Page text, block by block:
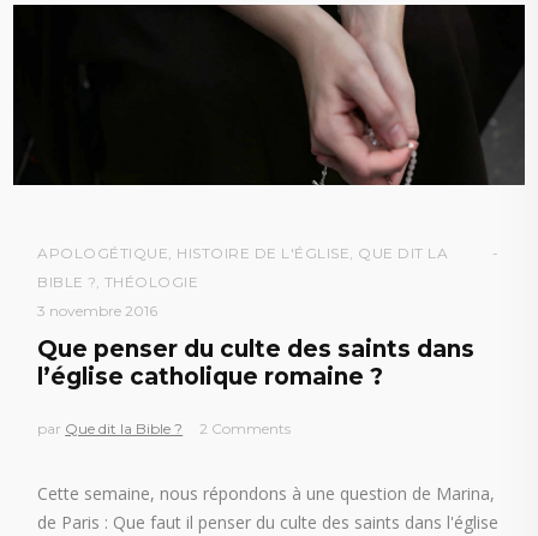
APOLOGÉTIQUE, HISTOIRE DE L'ÉGLISE, QUE DIT LA
BIBLE ?, THÉOLOGIE
3 novembre 2016
Que penser du culte des saints dans
l’église catholique romaine ?
par Que dit la Bible ? 2 Comments
Cette semaine, nous répondons à une question de Marina,
de Paris : Que faut il penser du culte des saints dans l'église